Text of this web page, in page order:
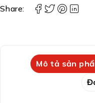
Share:
Mô tả sản